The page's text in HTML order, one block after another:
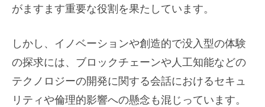
がますます重要な役割を果たしています。
しかし、イノベーションや創造的で没入型の体験
の探求には、ブロックチェーンや人工知能などの
テクノロジーの開発に関する会話におけるセキュ
リティや倫理的影響への懸念も混じっています。